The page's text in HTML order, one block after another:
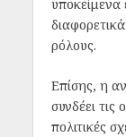
υποκείμενα
ρόλους.
Επίσης, η
συνδέει τις
πολιτικές